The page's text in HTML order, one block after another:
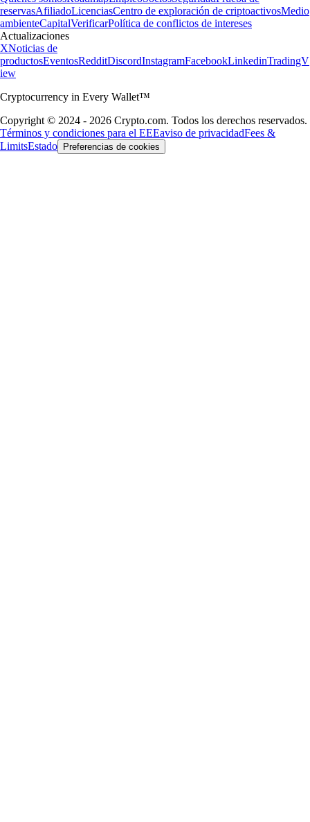
reservasAfiliadoLicenciasCentro de exploración de criptoactivosMedio
ambienteCapitalVerificarPolítica de conflictos de intereses
Actualizaciones
XNoticias de
productosEventosRedditDiscordInstagramFacebookLinkedinTradingV
iew
Cryptocurrency in Every Wallet™
Copyright © 2024 - 2026 Crypto.com. Todos los derechos reservados.
Términos y condiciones para el EEEaviso de privacidadFees &
LimitsEstado Preferencias de cookies